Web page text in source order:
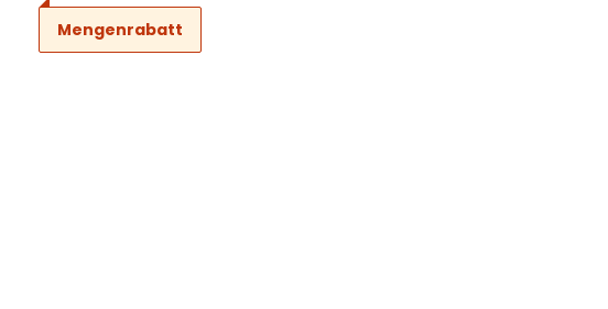
Mengenrabatt